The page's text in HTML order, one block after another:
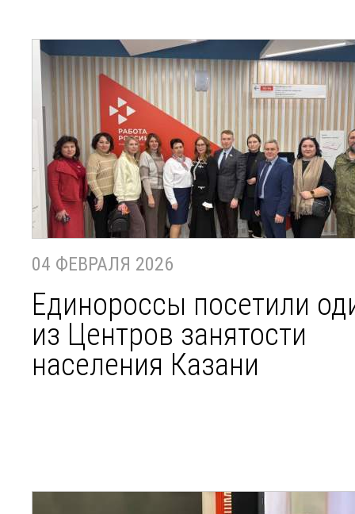
04 ФЕВРАЛЯ 2026
Единороссы посетили
из Центров занятости
населения Казани